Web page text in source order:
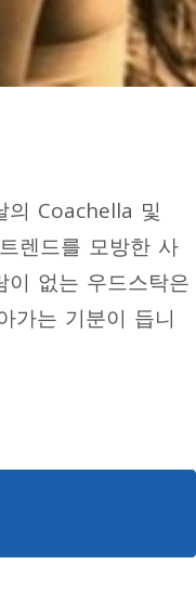
의 Coachella 및
렌드를 모방한 사
없는 우드스탁은
가는 기분이 듭니